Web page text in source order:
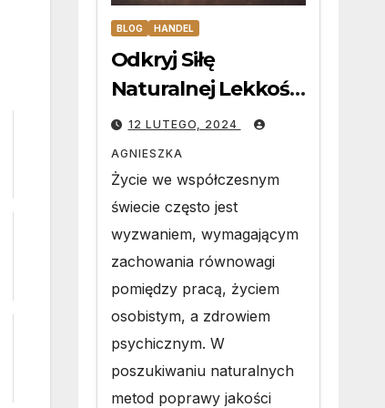
BLOG HANDEL
Odkryj Siłę
Naturalnej Lekkości
Jak Olejki CBD w
Różnych
Stężeniach
Wspomagają
Zrównoważony
Tryb Życia
12 LUTEGO, 2024
AGNIESZKA
Życie we współczesnym
świecie często jest
wyzwaniem, wymagającym
zachowania równowagi
pomiędzy pracą, życiem
osobistym, a zdrowiem
psychicznym. W
poszukiwaniu naturalnych
metod poprawy jakości